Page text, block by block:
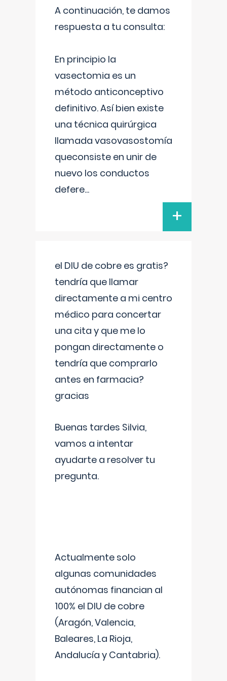
A continuación, te damos
respuesta a tu consulta:
En principio la
vasectomia es un
método anticonceptivo
definitivo. Así bien existe
una técnica quirúrgica
llamada vasovasostomía
queconsiste en unir de
nuevo los conductos
defere...
+
el DIU de cobre es gratis?
tendría que llamar
directamente a mi centro
médico para concertar
una cita y que me lo
pongan directamente o
tendría que comprarlo
antes en farmacia?
gracias
Buenas tardes Silvia,
vamos a intentar
ayudarte a resolver tu
pregunta.
Actualmente solo
algunas comunidades
autónomas financian al
100% el DIU de cobre
(Aragón, Valencia,
Baleares, La Rioja,
Andalucía y Cantabria).